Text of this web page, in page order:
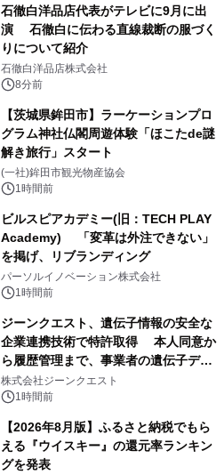
石徹白洋品店代表がテレビに9月に出
演 石徹白に伝わる直線裁断の服づく
りについて紹介
石徹白洋品店株式会社
8分前
【茨城県鉾田市】ラーケーションプロ
グラム神社仏閣周遊体験「ほこたde謎
解き旅行」スタート
(一社)鉾田市観光物産協会
1時間前
ビルスピアカデミー(旧：TECH PLAY
Academy) 「変革は外注できない」
を掲げ、リブランディング
パーソルイノベーション株式会社
1時間前
ジーンクエスト、遺伝子情報の安全な
企業連携技術で特許取得 本人同意か
ら履歴管理まで、事業者の遺伝子デー
タ活用を支援
株式会社ジーンクエスト
1時間前
【2026年8月版】ふるさと納税でもら
える『ウイスキー』の還元率ランキン
グを発表